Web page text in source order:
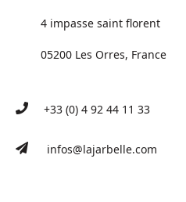
4 impasse saint florent
05200 Les Orres, France
+33 (0) 4 92 44 11 33
infos@lajarbelle.com